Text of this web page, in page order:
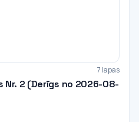
7 lapas
2 (Derīgs no 2026-08-